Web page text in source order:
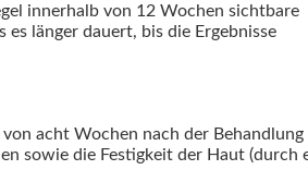
innerhalb von 12 Wochen sichtbare
länger dauert, bis die Ergebnisse
acht Wochen nach der Behandlung
sowie die Festigkeit der Haut (durch